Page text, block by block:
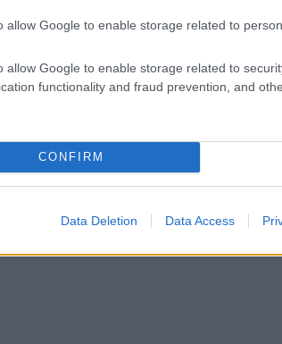
allow Google to enable storage related to
allow Google to enable storage related to
functionality and fraud prevention, and
CONFIRM
Data Deletion Data Access
υγείας, αλλά δεν υπάρχει
τυχόν αναζωπύρωση της πανδημίας
έχουν μειωθεί μέσα σε 25 ημέρες
είναι 150 υπέρ των εξιτηρίων κάτι
αποκλιμάκωση.